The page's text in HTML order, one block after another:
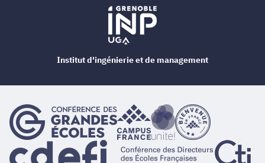
Institut d'ingénierie et de management